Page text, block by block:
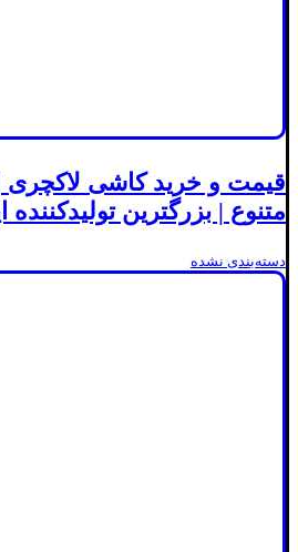
قیمت و خرید کاشی
متنوع | بزرگترین تولیدکننده
دسته‌بندی نشده